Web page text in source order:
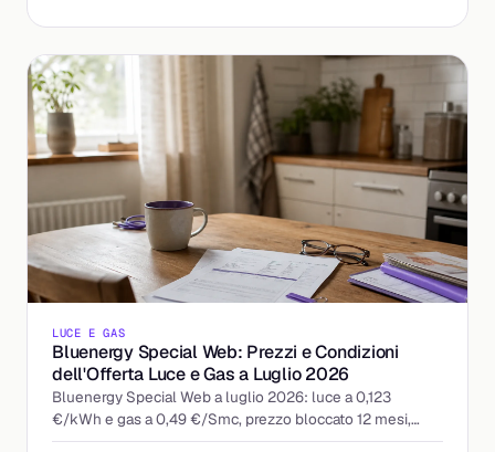
LUCE E GAS
Bluenergy Special Web: Prezzi e Condizioni
dell'Offerta Luce e Gas a Luglio 2026
Bluenergy Special Web a luglio 2026: luce a 0,123
€/kWh e gas a 0,49 €/Smc, prezzo bloccato 12 mesi,
quota fissa 9 €/mese. Ecco a chi conviene davvero.